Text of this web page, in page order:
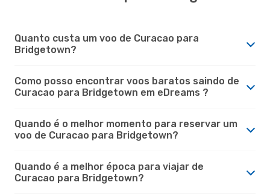
Quanto custa um voo de Curacao para
Bridgetown?
Como posso encontrar voos baratos saindo de
Curacao para Bridgetown em eDreams ?
Quando é o melhor momento para reservar um
voo de Curacao para Bridgetown?
Quando é a melhor época para viajar de
Curacao para Bridgetown?